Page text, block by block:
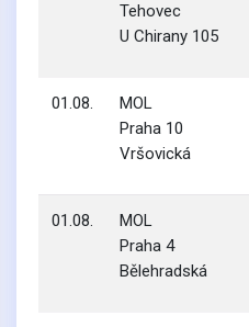
Tehovec
U Chirany 105
01.08.
MOL
Praha 10
Vršovická
01.08.
MOL
Praha 4
Bělehradská